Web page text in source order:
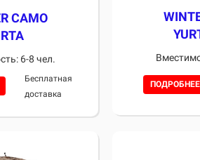
CAMO
6-8 чел.
Бесплатная
доставка
ПОДРОБНЕЕ